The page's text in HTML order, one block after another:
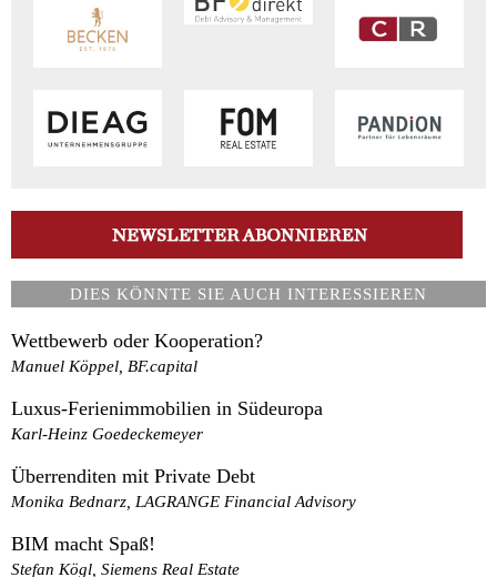
DIES KÖNNTE SIE AUCH INTERESSIEREN
Wettbewerb oder Kooperation?
Manuel Köppel, BF.capital
Luxus-Ferienimmobilien in Südeuropa
Karl-Heinz Goedeckemeyer
Überrenditen mit Private Debt
Monika Bednarz, LAGRANGE Financial Advisory
BIM macht Spaß!
Stefan Kögl, Siemens Real Estate